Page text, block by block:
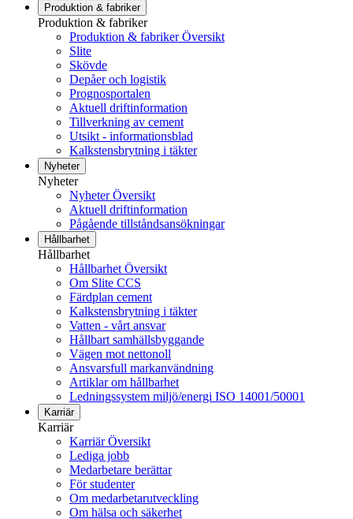
Produktion & fabriker
Produktion & fabriker
Produktion & fabriker Översikt
Slite
Skövde
Depåer och logistik
Prognosportalen
Aktuell driftinformation
Tillverkning av cement
Utsikt - informationsblad
Kalkstensbrytning i täkter
Nyheter
Nyheter
Nyheter Översikt
Aktuell driftinformation
Pågående tillståndsansökningar
Hållbarhet
Hållbarhet
Hållbarhet Översikt
Om Slite CCS
Färdplan cement
Kalkstensbrytning i täkter
Vatten - vårt ansvar
Hållbart samhällsbyggande
Vägen mot nettonoll
Ansvarsfull markanvändning
Artiklar om hållbarhet
Ledningssystem miljö/energi ISO 14001/50001
Karriär
Karriär
Karriär Översikt
Lediga jobb
Medarbetare berättar
För studenter
Om medarbetarutveckling
Om hälsa och säkerhet